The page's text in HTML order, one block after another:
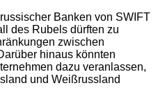
Banken von SWIFT
des Rubels dürften zu
zwischen
hinaus könnten
dazu veranlassen,
und Weißrussland